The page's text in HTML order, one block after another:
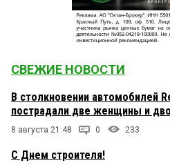
СВЕЖИЕ НОВОСТИ
В столкновении автомобилей
пострадали две женщины и
8 августа 21:48 0 233
С Днем строителя!